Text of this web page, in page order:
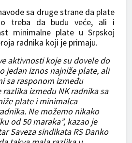
sa druge strane da plate
treba da budu veće, ali i
minimalne plate u Srpskoj
radnika koji je primaju.
aktivnosti koje su dovele do
jedan iznos najniže plate, ali
sa rasponom između
razlika između NK radnika sa
plate i minimalca
Ne možemo nikako
od 50 maraka”, kazao je
Saveza sindikata RS Danko